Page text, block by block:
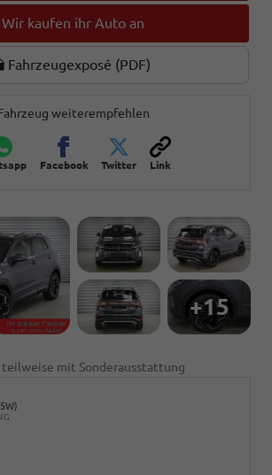
Wir kaufen ihr Auto an
Fahrzeugexposé (PDF)
weiterempfehlen
Facebook Twitter Link
+15
teilweise mit Sonderausstattung